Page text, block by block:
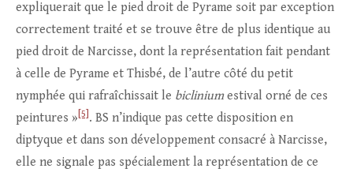
expliquerait que le pied droit de Pyrame soit par exception
correctement traité et se trouve être de plus identique au
pied droit de Narcisse, dont la représentation fait pendant
à celle de Pyrame et Thisbé, de l’autre côté du petit
nymphée qui rafraîchissait le bicliniumestival orné de ces
peintures » [5] . BS n’indique pas cette disposition en
diptyque et dans son développement consacré à Narcisse,
elle ne signale pas spécialement la représentation de ce